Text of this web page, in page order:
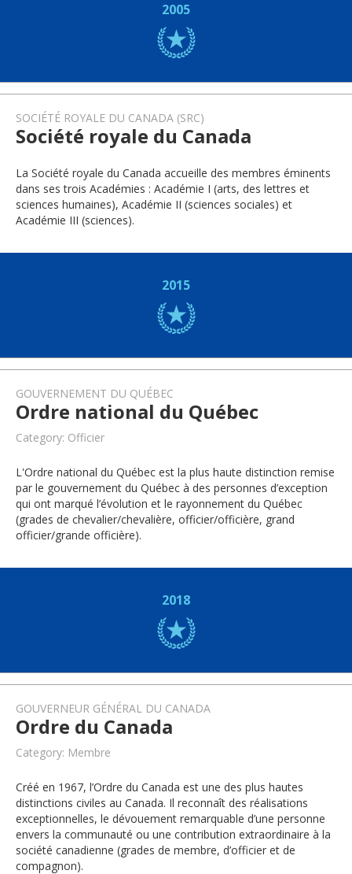
2005
SOCIÉTÉ ROYALE DU CANADA (SRC)
Société royale du Canada
La Société royale du Canada accueille des membres éminents
dans ses trois Académies : Académie I (arts, des lettres et
sciences humaines), Académie II (sciences sociales) et
Académie III (sciences).
2015
GOUVERNEMENT DU QUÉBEC
Ordre national du Québec
Category: Officier
L'Ordre national du Québec est la plus haute distinction remise
par le gouvernement du Québec à des personnes d’exception
qui ont marqué l’évolution et le rayonnement du Québec
(grades de chevalier/chevalière, officier/officière, grand
officier/grande officière).
2018
GOUVERNEUR GÉNÉRAL DU CANADA
Ordre du Canada
Category: Membre
Créé en 1967, l’Ordre du Canada est une des plus hautes
distinctions civiles au Canada. Il reconnaît des réalisations
exceptionnelles, le dévouement remarquable d’une personne
envers la communauté ou une contribution extraordinaire à la
société canadienne (grades de membre, d’officier et de
compagnon).